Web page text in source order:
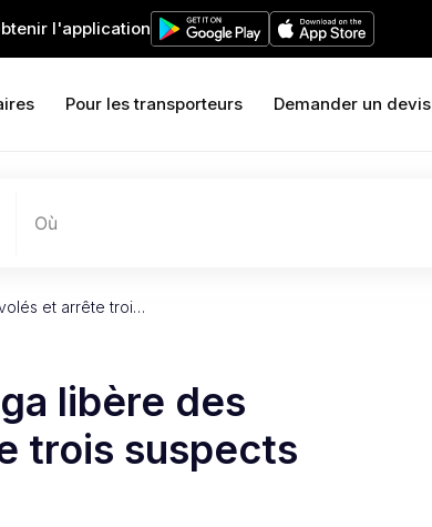
l'application
Pour les transporteurs Demander un devis
Où
et arrête troi…
libère des
trois suspects